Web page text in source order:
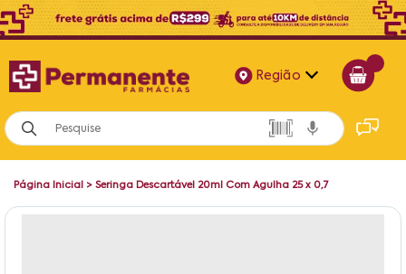
Região
Alagoas
Bahia
Página Inicial > Seringa Descartável 20ml Com Agulha 25 x 0,7